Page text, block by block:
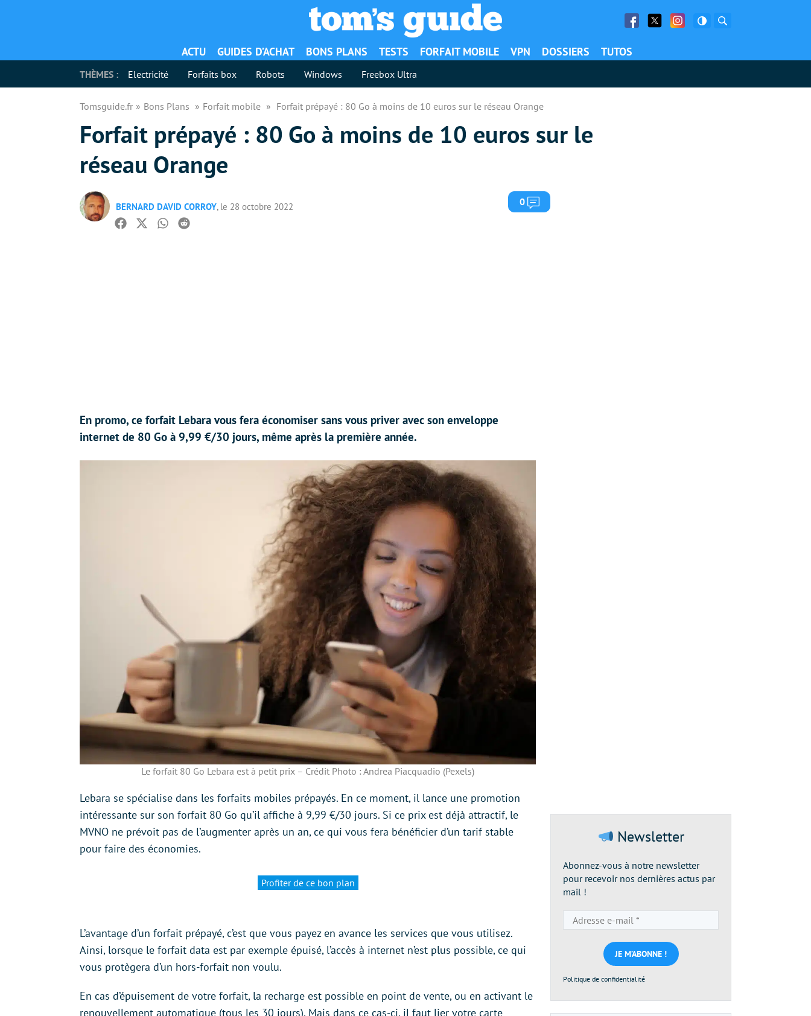
Facebook
Twitter Facebook
ACTU GUIDES D’ACHAT BONS PLANS TESTS FORFAIT MOBILE VPN DOSSIERS TUTOS
THÈMES : Electricité Forfaits box Robots Windows Freebox Ultra
Tomsguide.fr Bons Plans Forfait mobile Forfait prépayé : 80 Go à moins de 10 euros sur le réseau Orange
Forfait prépayé : 80 Go à moins de 10 euros sur le
réseau Orange
BERNARD DAVID CORROY, le 28 octobre 2022 0 Commentaires
Facebook
TwitterWhatsapp
Reddit
En promo, ce forfait Lebara vous fera économiser sans vous priver avec son enveloppe
internet de 80 Go à 9,99 €/30 jours, même après la première année.
Le forfait 80 Go Lebara est à petit prix – Crédit Photo : Andrea Piacquadio (Pexels)
Lebara se spécialise dans les forfaits mobiles prépayés. En ce moment, il lance une promotion
intéressante sur son forfait 80 Go qu’il affiche à 9,99 €/30 jours. Si ce prix est déjà attractif, le
MVNO ne prévoit pas de l’augmenter après un an, ce qui vous fera bénéficier d’un tarif stable
pour faire des économies.
Profiter de ce bon plan
L’avantage d’un forfait prépayé, c’est que vous payez en avance les services que vous utilisez.
Ainsi, lorsque le forfait data est par exemple épuisé, l’accès à internet n’est plus possible, ce qui
vous protègera d’un hors-forfait non voulu.
En cas d’épuisement de votre forfait, la recharge est possible en point de vente, ou en activant le
renouvellement automatique (tous les 30 jours). Mais dans ce cas-ci, il faut lier votre carte
Newsletter
Abonnez-vous à notre newsletter
pour recevoir nos dernières actus par
mail !
e-
mail
*
Politique de confidentialité